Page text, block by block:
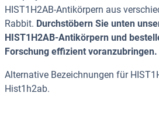
HIST1H2AB-Antikörpern aus
Rabbit. Durchstöbern Sie unten
HIST1H2AB-Antikörpern und
Forschung effizient voranzubringen.
Alternative Bezeichnungen für
Hist1h2ab.